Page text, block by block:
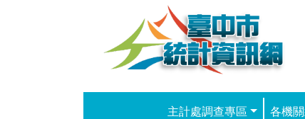
主計處調查專區 各機